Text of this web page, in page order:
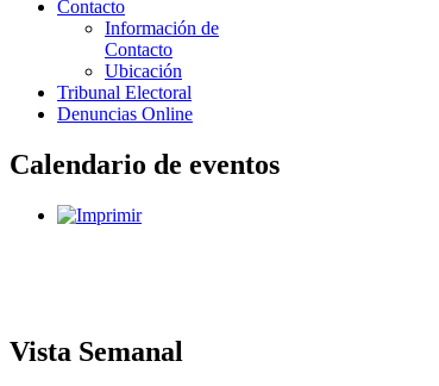
Contacto
Información de
Contacto
Ubicación
Tribunal Electoral
Denuncias Online
Calendario de eventos
Vista Semanal